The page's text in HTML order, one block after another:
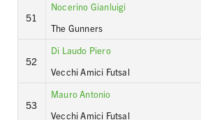
51
Nocerino Gianluigi
The Gunners
52
Di Laudo Piero
Vecchi Amici Futsal
53
Mauro Antonio
Vecchi Amici Futsal